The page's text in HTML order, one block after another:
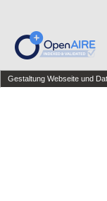
Gestaltung Webseite und